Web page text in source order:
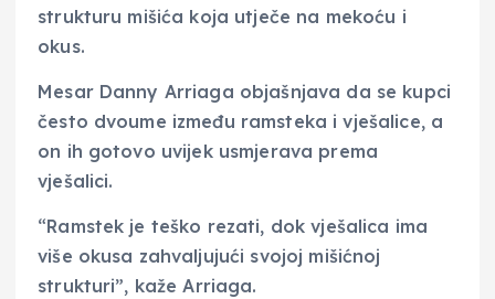
strukturu mišića koja utječe na mekoću i
okus.
Mesar Danny Arriaga objašnjava da se kupci
često dvoume između ramsteka i vješalice, a
on ih gotovo uvijek usmjerava prema
vješalici.
“Ramstek je teško rezati, dok vješalica ima
više okusa zahvaljujući svojoj mišićnoj
strukturi”, kaže Arriaga.